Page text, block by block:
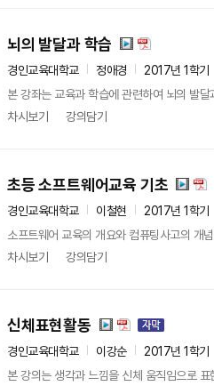
뇌의 발달과 학습
경인교육대학교 정애경
2017년 1학기
본 강좌는 교육과 학습에 관련하여 뇌의 발
차시보기
강의담기
초등 소프트웨어교육 기초
경인교육대학교 이철현
2017년 1학기
소프트웨어 교육의 개요와 컴퓨팅사고의 개
차시보기
강의담기
신체표현활동
경인교육대학교 이강순
2017년 1학기
본 강의는 생각과 느낌을 신체 움직임으로